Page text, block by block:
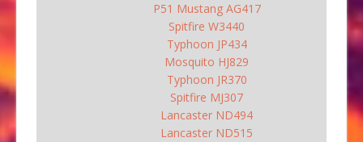
P51 Mustang AG417
Spitfire W3440
Typhoon JP434
Mosquito HJ829
Typhoon JR370
Spitfire MJ307
Lancaster ND494
Lancaster ND515